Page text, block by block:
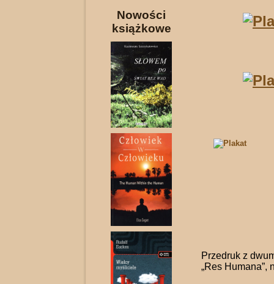
Nowości
książkowe
Przedruk z
„Res Humana”,